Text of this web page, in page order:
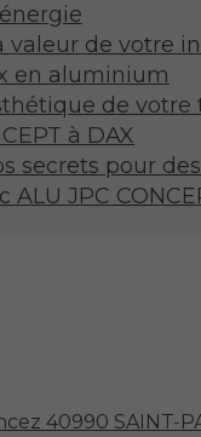
valeur de votre
en aluminium
de votre
à DAX
secrets pour
ALU JPC
40990 SAINT-